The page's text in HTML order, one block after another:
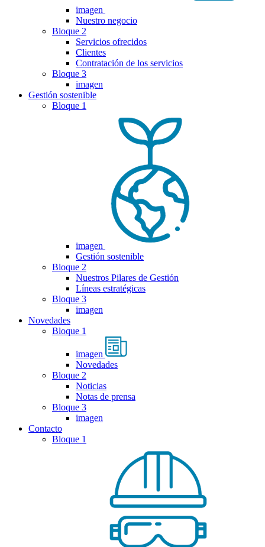
imagen
Nuestro negocio
Bloque 2
Servicios ofrecidos
Clientes
Contratación de los servicios
Bloque 3
imagen
Gestión sostenible
Bloque 1
imagen
Gestión sostenible
Bloque 2
Nuestros Pilares de Gestión
Líneas estratégicas
Bloque 3
imagen
Novedades
Bloque 1
imagen
Novedades
Bloque 2
Noticias
Notas de prensa
Bloque 3
imagen
Contacto
Bloque 1